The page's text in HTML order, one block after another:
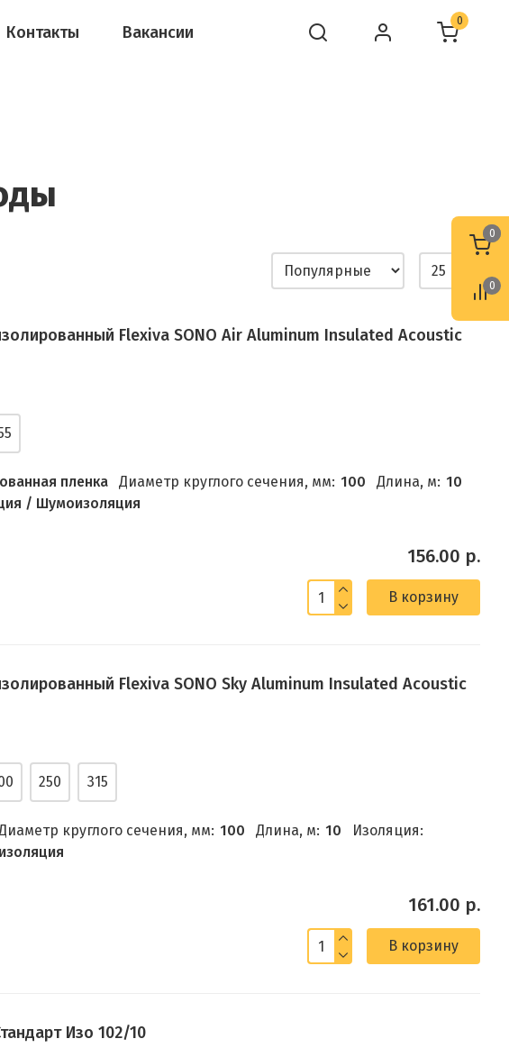
Контакты Вакансии
0
Flexiva SONO Air Aluminum Insulated Acoustic
пленка Диаметр круглого сечения, мм: 100 Длина, м: 10
/ Шумоизоляция
156.00 р.
В корзину
Flexiva SONO Sky Aluminum Insulated Acoustic
250 315
круглого сечения, мм: 100 Длина, м: 10
Изоляция:
161.00 р.
В корзину
Изо 102/10
0
0
0